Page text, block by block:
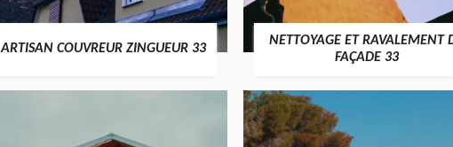
ARTISAN COUVREUR ZINGUEUR 33
NETTOYAGE ET RAVALEMENT
FAÇADE 33